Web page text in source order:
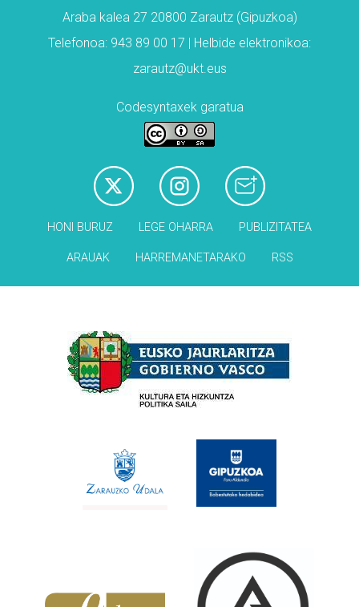
Araba kalea 27 20800 Zarautz (Gipuzkoa)
Telefonoa: 943 89 00 17 | Helbide elektronikoa:
zarautz@ukt.eus
Codesyntaxek garatua
HONI BURUZ LEGE OHARRA PUBLIZITATEA
ARAUAK HARREMANETARAKO RSS